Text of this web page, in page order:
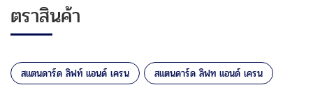
ตราสินค้า
สแตนดาร์ด ลิฟท์ แอนด์ เครน สแตนดาร์ด ลิฟท แอนด์ เครน